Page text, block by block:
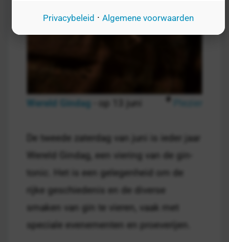
Wereld Gindag - op 13 juni
De tweede zaterdag van juni is ieder jaar
Wereld Gindag, een viering van de gin-
tonic. Het is een gelegenheid om de
rijke geschiedenis en de diverse
smaken van gin te vieren, vaak met
speciale evenementen en proeverijen.
Privacybeleid · Algemene voorwaarden